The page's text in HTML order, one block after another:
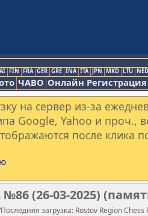
FIN FRA GER GRE INA ITA JPN MKD LTU NED
ЧАВО Онлайн Регистрация
на сервер из-за
Google, Yahoo и проч.,
после клика
(26-03-2025)
загрузка: Rostov Region Chess